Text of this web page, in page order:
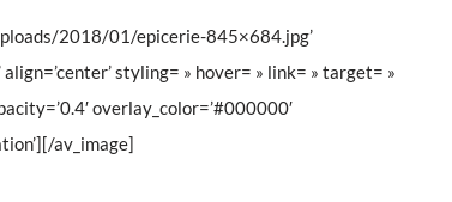
2018/01/epicerie-845×684.jpg’
styling= » hover= » link= » target= »
overlay_color=’#000000′
av_image]